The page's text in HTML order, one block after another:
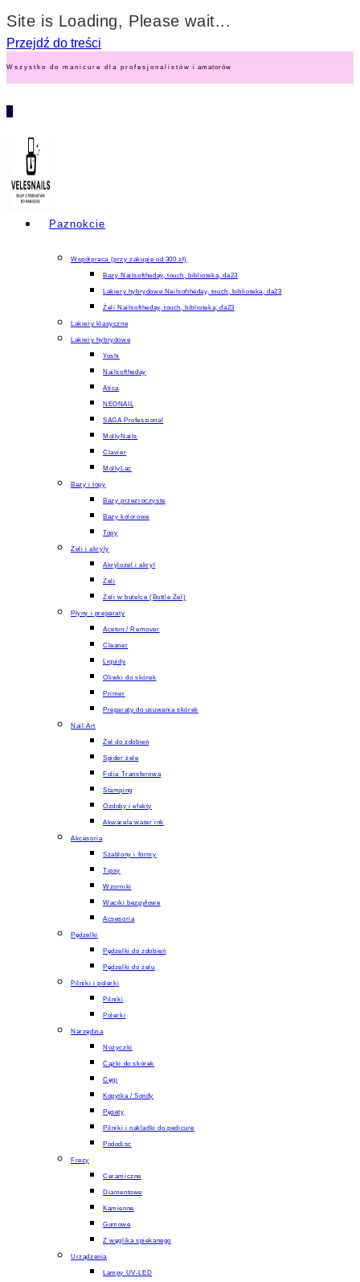
Site is Loading, Please wait...
Przejdź do treści
Wszystko do manicure dla profesjonalistów i amatorów
0
Paznokcie
Współpraca (przy zakupie od 300 zł)
Bazy Nailsoftheday, touch, biblioteka, da23
Lakiery hybrydowe Nailsoftheday, touch, biblioteka, da23
Żeli Nailsoftheday, touch, biblioteka, da23
Lakiery klasyczne
Lakiery hybrydowe
Yoshi
Nailsoftheday
Atica
NEONAIL
SAGA Professional
MollyNails
Clavier
MollyLac
Bazy i topy
Bazy przezroczyste
Bazy kolorowe
Topy
Żeli i akryly
Akrylożel i akryl
Żeli
Żeli w butelce (Bottle Żel)
Płyny i preparaty
Aceton / Remover
Cleaner
Liquidy
Oliwki do skórek
Primer
Preparaty do usuwania skórek
Nail Art
Żel do zdobień
Spider żele
Folia Transferowa
Stamping
Ozdoby i efekty
Akwarela water ink
Akcesoria
Szablony i formy
Tipsy
Wzorniki
Waciki bezpyłowe
Acsesoria
Pędzelki
Pędzelki do zdobień
Pędzelki do żelu
Pilniki i polerki
Pilniki
Polerki
Narzędzia
Nożyczki
Cążki do skórek
Cęgi
Kopytka / Sondy
Pęsety
Pilniki i nakladki do pedicure
Pododisc
Frezy
Ceramiczne
Diamentowe
Kamienne
Gumowe
Z węglika spiekanego
Urządzenia
Lampy UV-LED